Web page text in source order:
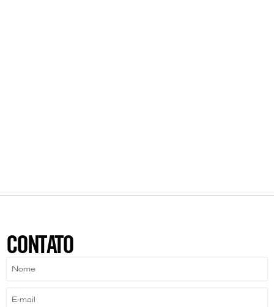
CONTATO